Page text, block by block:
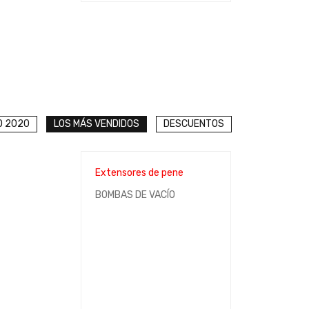
2020 LOS MÁS VENDIDOS DESCUENTOS
Extensores de pene
BOMBAS DE VACÍO